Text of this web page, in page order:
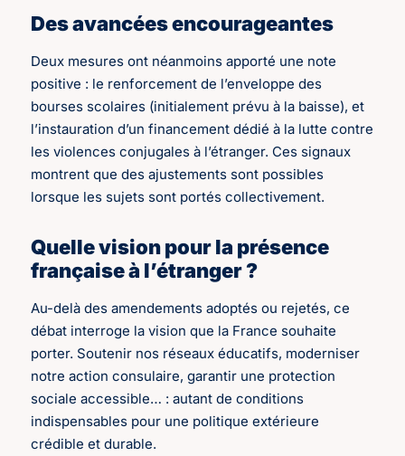
Des avancées encourageantes
Deux mesures ont néanmoins apporté une note
positive : le renforcement de l’enveloppe des
bourses scolaires (initialement prévu à la baisse), et
l’instauration d’un financement dédié à la lutte contre
les violences conjugales à l’étranger. Ces signaux
montrent que des ajustements sont possibles
lorsque les sujets sont portés collectivement.
Quelle vision pour la présence
française à l’étranger ?
Au-delà des amendements adoptés ou rejetés, ce
débat interroge la vision que la France souhaite
porter. Soutenir nos réseaux éducatifs, moderniser
notre action consulaire, garantir une protection
sociale accessible… : autant de conditions
indispensables pour une politique extérieure
crédible et durable.